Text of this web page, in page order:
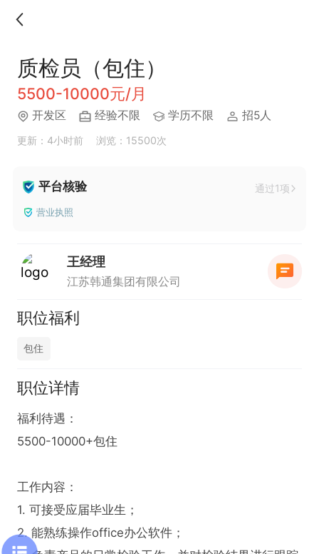
质检员（包住）
5500-10000元/月
开发区 经验不限 学历不限 招5人
更新：4小时前 浏览：15500次
平台核验 通过1项
营业执照
王经理
江苏韩通集团有限公司
职位福利
包住
职位详情
福利待遇：
5500-10000+包住
工作内容：
1. 可接受应届毕业生；
2. 能熟练操作office办公软件；